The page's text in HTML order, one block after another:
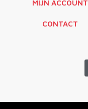
MIJN ACCOUNT
CONTACT